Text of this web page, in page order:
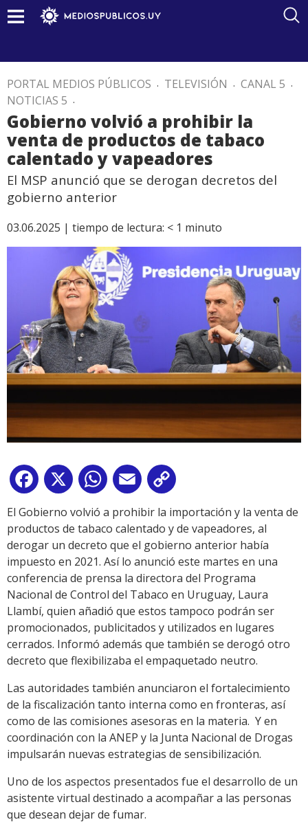
PORTAL MEDIOS PÚBLICOS . TELEVISIÓN . CANAL 5 .
NOTICIAS 5 .
Gobierno volvió a prohibir la
venta de productos de tabaco
calentado y vapeadores
El MSP anunció que se derogan decretos del
gobierno anterior
03.06.2025 | tiempo de lectura: < 1 minuto
Facebook
X WhatsApp
Email
Link
El Gobierno volvió a prohibir la importación y la venta de
productos de tabaco calentado y de vapeadores, al
derogar un decreto que el gobierno anterior había
impuesto en 2021. Así lo anunció este martes en una
conferencia de prensa la directora del Programa
Nacional de Control del Tabaco en Uruguay, Laura
Llambí, quien añadió que estos tampoco podrán ser
promocionados, publicitados y utilizados en lugares
cerrados. Informó además que también se derogó otro
decreto que flexibilizaba el empaquetado neutro.
Las autoridades también anunciaron el fortalecimiento
de la fiscalización tanto interna como en fronteras, así
como de las comisiones asesoras en la materia. Y en
coordinación con la ANEP y la Junta Nacional de Drogas
impulsarán nuevas estrategias de sensibilización.
Uno de los aspectos presentados fue el desarrollo de un
asistente virtual destinado a acompañar a las personas
que desean dejar de fumar.